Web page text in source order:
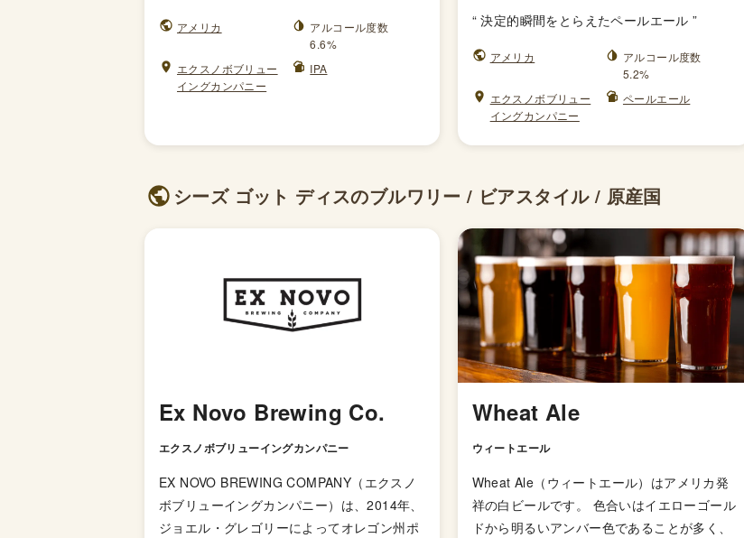
アメリカ
アルコール度数
6.6%
エクスノボブリュー
イングカンパニー
IPA
“決定的瞬間をとらえたペールエール ”
アメリカ
アルコール度数
5.2%
エクスノボブリュー
イングカンパニー
ペールエール
シーズ ゴット ディスのブルワリー / ビアスタイル / 原産国
Ex Novo Brewing Co.
エクスノボブリューイングカンパニー
EX NOVO BREWING COMPANY（エクスノ
ボブリューイングカンパニー）は、2014年、
ジョエル・グレゴリーによってオレゴン州ポ
Wheat Ale
ウィートエール
Wheat Ale（ウィートエール）はアメリカ発
祥の白ビールです。 色合いはイエローゴール
ドから明るいアンバー色であることが多く、